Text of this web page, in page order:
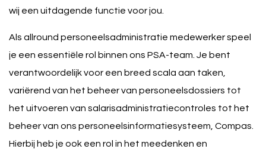
wij een uitdagende functie voor jou.
Als allround personeelsadministratie medewerker speel
je een essentiële rol binnen ons PSA-team. Je bent
verantwoordelijk voor een breed scala aan taken,
variërend van het beheer van personeelsdossiers tot
het uitvoeren van salarisadministratiecontroles tot het
beheer van ons personeelsinformatiesysteem, Compas.
Hierbij heb je ook een rol in het meedenken en